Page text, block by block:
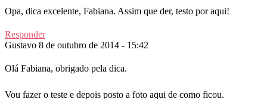
Opa, dica excelente, Fabiana. Assim que der, testo por aqui!
Responder
Gustavo 8 de outubro de 2014 - 15:42
Olá Fabiana, obrigado pela dica.
Vou fazer o teste e depois posto a foto aqui de como ficou.